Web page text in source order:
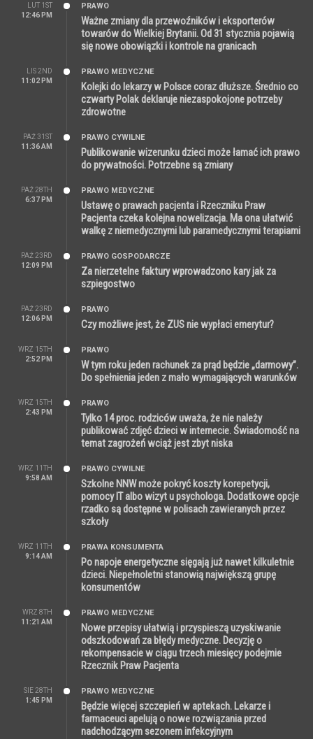
LUT 1ST
12:46 PM
PRAWO
Ważne zmiany dla przewoźników i eksporterów
towarów do Wielkiej Brytanii. Od 31 stycznia pojawią
się nowe obowiązki i kontrole na granicach
LIS 2ND
11:02 PM
PRAWO MEDYCZNE
Kolejki do lekarzy w Polsce coraz dłuższe. Średnio co
czwarty Polak deklaruje niezaspokojone potrzeby
zdrowotne
PAŹ 31ST
11:36 AM
PRAWO CYWILNE
Publikowanie wizerunku dzieci może łamać ich prawo
do prywatności. Potrzebne są zmiany
PAŹ 28TH
6:37 PM
PRAWO MEDYCZNE
Ustawę o prawach pacjenta i Rzeczniku Praw
Pacjenta czeka kolejna nowelizacja. Ma ona ułatwić
walkę z niemedycznymi lub paramedycznymi terapiami
PAŹ 23RD
12:09 PM
PRAWO GOSPODARCZE
Za nierzetelne faktury wprowadzono kary jak za
szpiegostwo
PAŹ 23RD
12:06 PM
PRAWO
Czy możliwe jest, że ZUS nie wypłaci emerytur?
WRZ 15TH
2:52 PM
PRAWO
W tym roku jeden rachunek za prąd będzie „darmowy”.
Do spełnienia jeden z mało wymagających warunków
WRZ 15TH
2:43 PM
PRAWO
Tylko 14 proc. rodziców uważa, że nie należy
publikować zdjęć dzieci w internecie. Świadomość na
temat zagrożeń wciąż jest zbyt niska
WRZ 11TH
9:58 AM
PRAWO CYWILNE
Szkolne NNW może pokryć koszty korepetycji,
pomocy IT albo wizyt u psychologa. Dodatkowe opcje
rzadko są dostępne w polisach zawieranych przez
szkoły
WRZ 11TH
9:14 AM
PRAWA KONSUMENTA
Po napoje energetyczne sięgają już nawet kilkuletnie
dzieci. Niepełnoletni stanowią największą grupę
konsumentów
WRZ 8TH
11:21 AM
PRAWO MEDYCZNE
Nowe przepisy ułatwią i przyspieszą uzyskiwanie
odszkodowań za błędy medyczne. Decyzję o
rekompensacie w ciągu trzech miesięcy podejmie
Rzecznik Praw Pacjenta
SIE 28TH
1:45 PM
PRAWO MEDYCZNE
Będzie więcej szczepień w aptekach. Lekarze i
farmaceuci apelują o nowe rozwiązania przed
nadchodzącym sezonem infekcyjnym